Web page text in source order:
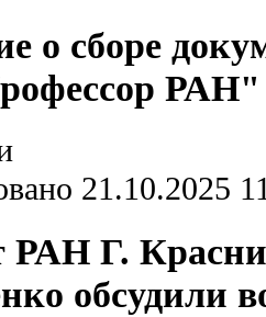
о сборе
РАН"
21.10.2025
РАН Г.
обсудили